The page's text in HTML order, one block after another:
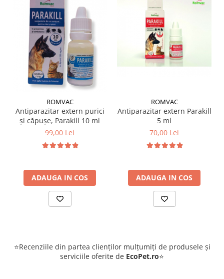
ROMVAC
Antiparazitar extern purici
și căpușe, Parakill 10 ml
99,00 Lei
ADAUGA IN COS
ROMVAC
Antiparazitar extern Parakill
5 ml
70,00 Lei
ADAUGA IN COS
⭐Recenziile din partea clienților mulțumiți de produsele și
serviciile oferite de EcoPet.ro⭐